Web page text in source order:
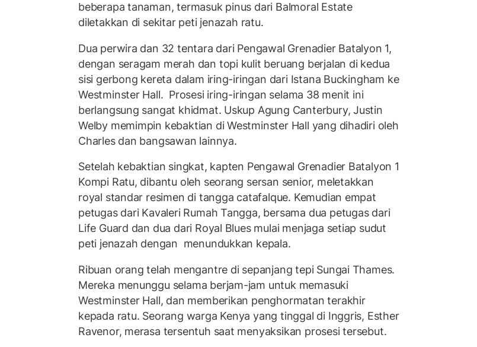
beberapa tanaman, termasuk pinus dari Balmoral Estate
diletakkan di sekitar peti jenazah ratu.
Dua perwira dan 32 tentara dari Pengawal Grenadier Batalyon 1,
dengan seragam merah dan topi kulit beruang berjalan di kedua
sisi gerbong kereta dalam iring-iringan dari Istana Buckingham ke
Westminster Hall. Prosesi iring-iringan selama 38 menit ini
berlangsung sangat khidmat. Uskup Agung Canterbury, Justin
Welby memimpin kebaktian di Westminster Hall yang dihadiri oleh
Charles dan bangsawan lainnya.
Setelah kebaktian singkat, kapten Pengawal Grenadier Batalyon 1
Kompi Ratu, dibantu oleh seorang sersan senior, meletakkan
royal standar resimen di tangga catafalque. Kemudian empat
petugas dari Kavaleri Rumah Tangga, bersama dua petugas dari
Life Guard dan dua dari Royal Blues mulai menjaga setiap sudut
peti jenazah dengan menundukkan kepala.
Ribuan orang telah mengantre di sepanjang tepi Sungai Thames.
Mereka menunggu selama berjam-jam untuk memasuki
Westminster Hall, dan memberikan penghormatan terakhir
kepada ratu. Seorang warga Kenya yang tinggal di Inggris, Esther
Ravenor, merasa tersentuh saat menyaksikan prosesi tersebut.